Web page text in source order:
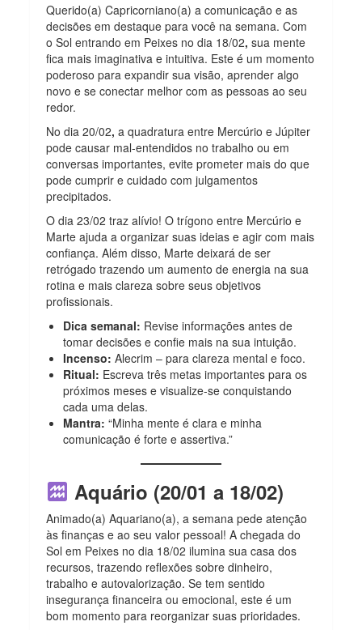
Querido(a) Capricorniano(a) a comunicação e as
decisões em destaque para você na semana. Com
o Sol entrando em Peixes no dia 18/02, sua mente
fica mais imaginativa e intuitiva. Este é um momento
poderoso para expandir sua visão, aprender algo
novo e se conectar melhor com as pessoas ao seu
redor.
No dia 20/02, a quadratura entre Mercúrio e Júpiter
pode causar mal-entendidos no trabalho ou em
conversas importantes, evite prometer mais do que
pode cumprir e cuidado com julgamentos
precipitados.
O dia 23/02 traz alívio! O trígono entre Mercúrio e
Marte ajuda a organizar suas ideias e agir com mais
confiança. Além disso, Marte deixará de ser
retrógado trazendo um aumento de energia na sua
rotina e mais clareza sobre seus objetivos
profissionais.
Dica semanal: Revise informações antes de
tomar decisões e confie mais na sua intuição.
Incenso: Alecrim – para clareza mental e foco.
Ritual: Escreva três metas importantes para os
próximos meses e visualize-se conquistando
cada uma delas.
Mantra: “Minha mente é clara e minha
comunicação é forte e assertiva.”
Aquário (20/01 a 18/02)
Animado(a) Aquariano(a), a semana pede atenção
às finanças e ao seu valor pessoal! A chegada do
Sol em Peixes no dia 18/02 ilumina sua casa dos
recursos, trazendo reflexões sobre dinheiro,
trabalho e autovalorização. Se tem sentido
insegurança financeira ou emocional, este é um
bom momento para reorganizar suas prioridades.